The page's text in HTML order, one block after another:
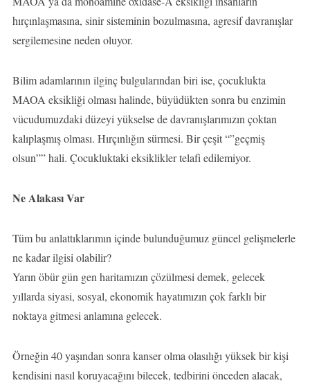
hırçınlaşmasına, sinir sisteminin bozulmasına, agresif davranışlar
sergilemesine neden oluyor.
Bilim adamlarının ilginç bulgularından biri ise, çocuklukta
MAOA eksikliği olması halinde, büyüdükten sonra bu enzimin
vücudumuzdaki düzeyi yükselse de davranışlarımızın çoktan
kalıplaşmış olması. Hırçınlığın sürmesi. Bir çeşit “”geçmiş
olsun”” hali. Çocukluktaki eksiklikler telafi edilemiyor.
Ne Alakası Var
Tüm bu anlattıklarımın içinde bulunduğumuz güncel gelişmelerle
ne kadar ilgisi olabilir?
Yarın öbür gün gen haritamızın çözülmesi demek, gelecek
yıllarda siyasi, sosyal, ekonomik hayatımızın çok farklı bir
noktaya gitmesi anlamına gelecek.
Örneğin 40 yaşından sonra kanser olma olasılığı yüksek bir kişi
kendisini nasıl koruyacağını bilecek, tedbirini önceden alacak,